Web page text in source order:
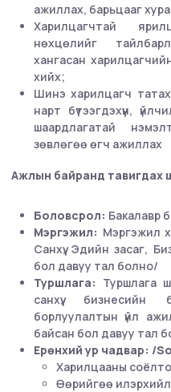
ажиллах, барьцааг
Харилцагчтай
нөхцөлийг
хангасан
хийх;
Шинэ харилцагч
нарт бүтээгдэхүүн,
шаардлагатай
зөвлөгөө өгч ажиллах
Ажлын байранд тавигдах
Боловсрол: Бакалавр
Мэргэжил: Мэргэжил
Санхүү, Эдийн засаг,
бол давуу тал болно/
Туршлага: Туршлага
санхүү, бизнесийн
борлуулалтын үйл
байсан бол давуу тал
Ерөнхий ур чадвар: /
Харилцааны
Өөрийгөө